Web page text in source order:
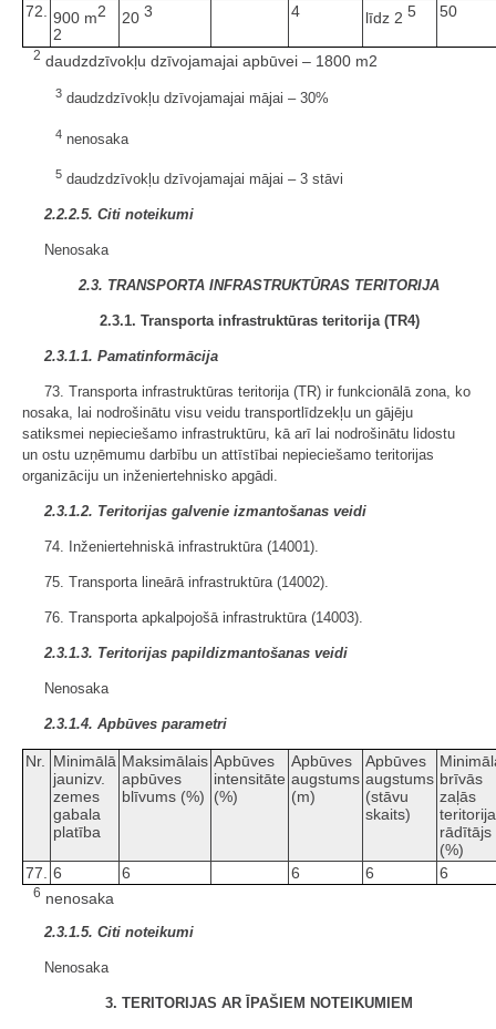
72.
900 m2
2
20 3 4 līdz 2 5 50
2 daudzdzīvokļu dzīvojamajai apbūvei – 1800 m2
3 daudzdzīvokļu dzīvojamajai mājai – 30%
4 nenosaka
5 daudzdzīvokļu dzīvojamajai mājai – 3 stāvi
2.2.2.5. Citi noteikumi
Nenosaka
2.3. TRANSPORTA INFRASTRUKTŪRAS TERITORIJA
2.3.1. Transporta infrastruktūras teritorija (TR4)
2.3.1.1. Pamatinformācija
73. Transporta infrastruktūras teritorija (TR) ir funkcionālā zona, ko
nosaka, lai nodrošinātu visu veidu transportlīdzekļu un gājēju
satiksmei nepieciešamo infrastruktūru, kā arī lai nodrošinātu lidostu
un ostu uzņēmumu darbību un attīstībai nepieciešamo teritorijas
organizāciju un inženiertehnisko apgādi.
2.3.1.2. Teritorijas galvenie izmantošanas veidi
74. Inženiertehniskā infrastruktūra (14001).
75. Transporta lineārā infrastruktūra (14002).
76. Transporta apkalpojošā infrastruktūra (14003).
2.3.1.3. Teritorijas papildizmantošanas veidi
Nenosaka
2.3.1.4. Apbūves parametri
Nr. Minimālā
jaunizv.
zemes
gabala
platība
Maksimālais
apbūves
blīvums (%)
Apbūves
intensitāte
(%)
Apbūves
augstums
(m)
Apbūves
augstums
(stāvu
skaits)
brīvās
zaļās
rādītājs
(%)
77. 6 6 6 6 6
6 nenosaka
2.3.1.5. Citi noteikumi
Nenosaka
3. TERITORIJAS AR ĪPAŠIEM NOTEIKUMIEM